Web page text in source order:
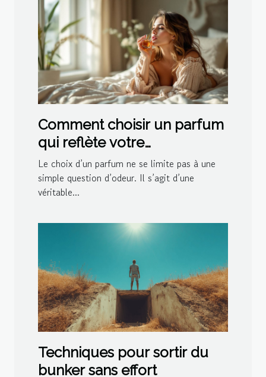
Comment choisir un parfum
qui reflète votre
personnalité?
Le choix d’un parfum ne se limite pas à une
simple question d’odeur. Il s’agit d’une
véritable...
Techniques pour sortir du
bunker sans effort